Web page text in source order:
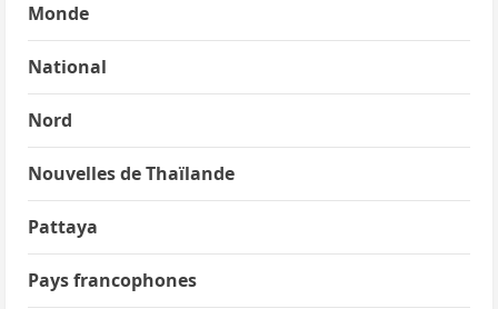
Monde
National
Nord
Nouvelles de Thaïlande
Pattaya
Pays francophones